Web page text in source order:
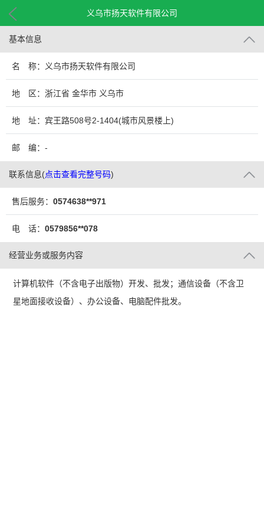
义乌市扬天软件有限公司
基本信息
名 称：义乌市扬天软件有限公司
地 区：浙江省 金华市 义乌市
地 址：宾王路508号2-1404(城市风景楼上)
邮 编：-
联系信息(点击查看完整号码)
售后服务： 0574638**971
电 话： 0579856**078
经营业务或服务内容
计算机软件（不含电子出版物）开发、批发；通信设备（不含卫
星地面接收设备）、办公设备、电脑配件批发。